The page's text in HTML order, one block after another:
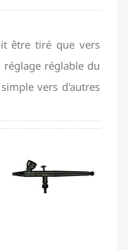
être tiré que vers
réglable du
vers d'autres